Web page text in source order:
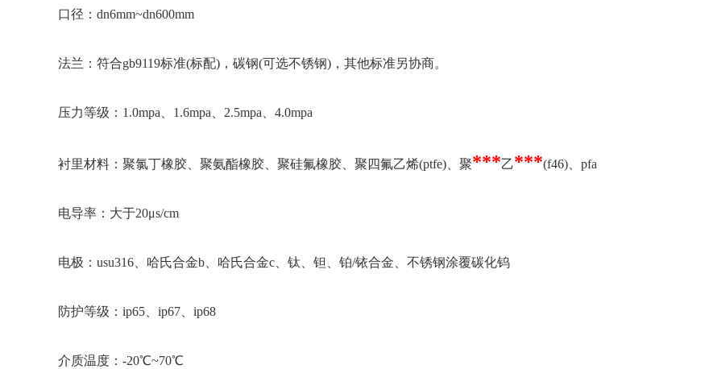
口径：dn6mm~dn600mm
法兰：符合gb9119标准(标配)，碳钢(可选不锈钢)，其他标准另协商。
压力等级：1.0mpa、1.6mpa、2.5mpa、4.0mpa
衬里材料：聚氯丁橡胶、聚氨酯橡胶、聚硅氟橡胶、聚四氟乙烯(ptfe)、聚***乙***(f46)、pfa
电导率：大于20μs/cm
电极：usu316、哈氏合金b、哈氏合金c、钛、钽、铂/铱合金、不锈钢涂覆碳化钨
防护等级：ip65、ip67、ip68
介质温度：-20℃~70℃